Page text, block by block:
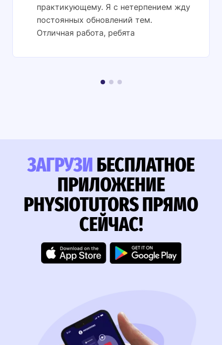
практикующему. Я с нетерпением жду
постоянных обновлений тем.
Отличная работа, ребята
ЗАГРУЗИБЕСПЛАТНОЕ
ПРИЛОЖЕНИЕ
PHYSIOTUTORS ПРЯМО
СЕЙЧАС!